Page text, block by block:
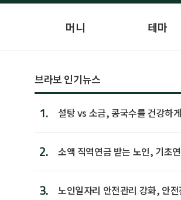
머니 테마
브라보 인기뉴스
1. 설탕 vs 소금, 콩국수를 건강하
2.
소액 직역연금 받는 노인, 기초
3.
노인일자리 안전관리 강화, 안